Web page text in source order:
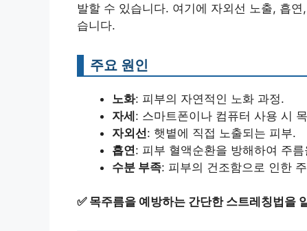
발할 수 있습니다. 여기에 자외선 노출, 흡
습니다.
주요 원인
노화: 피부의 자연적인 노화 과정.
자세: 스마트폰이나 컴퓨터 사용 시
자외선: 햇볕에 직접 노출되는 피부.
흡연: 피부 혈액순환을 방해하여 주
수분 부족: 피부의 건조함으로 인한
✅ 목주름을 예방하는 간단한 스트레칭법을